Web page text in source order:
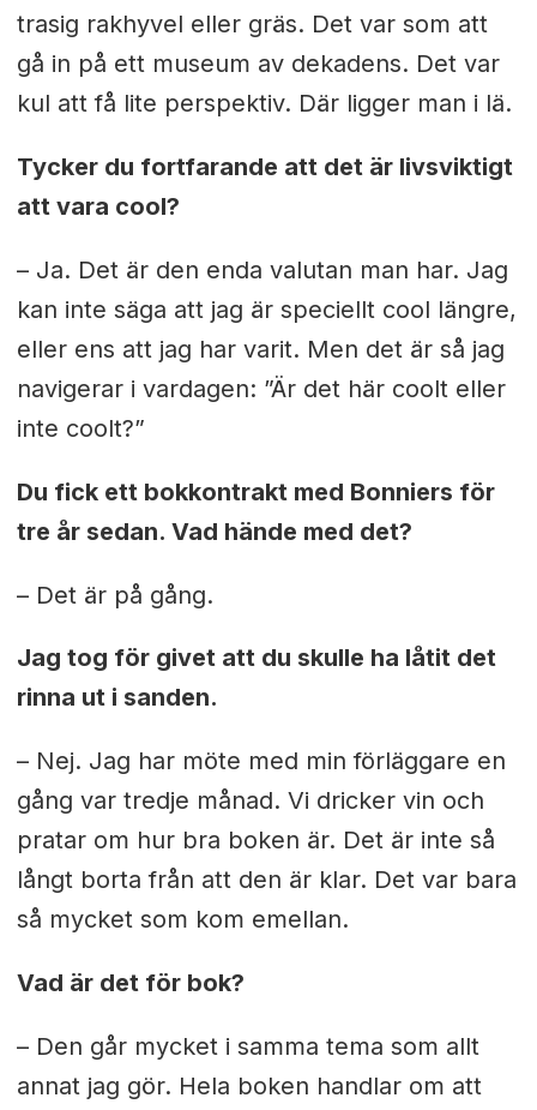
trasig rakhyvel eller gräs. Det var som att
gå in på ett museum av dekadens. Det var
kul att få lite perspektiv. Där ligger man i lä.
Tycker du fortfarande att det är livsviktigt
att vara cool?
– Ja. Det är den enda valutan man har. Jag
kan inte säga att jag är speciellt cool längre,
eller ens att jag har varit. Men det är så jag
navigerar i vardagen: ”Är det här coolt eller
inte coolt?”
Du fick ett bokkontrakt med Bonniers för
tre år sedan. Vad hände med det?
– Det är på gång.
Jag tog för givet att du skulle ha låtit det
rinna ut i sanden.
– Nej. Jag har möte med min förläggare en
gång var tredje månad. Vi dricker vin och
pratar om hur bra boken är. Det är inte så
långt borta från att den är klar. Det var bara
så mycket som kom emellan.
Vad är det för bok?
– Den går mycket i samma tema som allt
annat jag gör. Hela boken handlar om att